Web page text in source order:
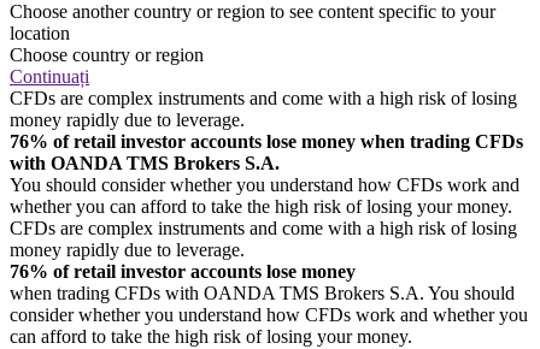
Choose another country or region to see content specific to your
location
Choose country or region
Continuați
CFDs are complex instruments and come with a high risk of losing
money rapidly due to leverage.
76% of retail investor accounts lose money when trading CFDs
with OANDA TMS Brokers S.A.
You should consider whether you understand how CFDs work and
whether you can afford to take the high risk of losing your money.
CFDs are complex instruments and come with a high risk of losing
money rapidly due to leverage.
76% of retail investor accounts lose money
when trading CFDs with OANDA TMS Brokers S.A. You should
consider whether you understand how CFDs work and whether you
can afford to take the high risk of losing your money.